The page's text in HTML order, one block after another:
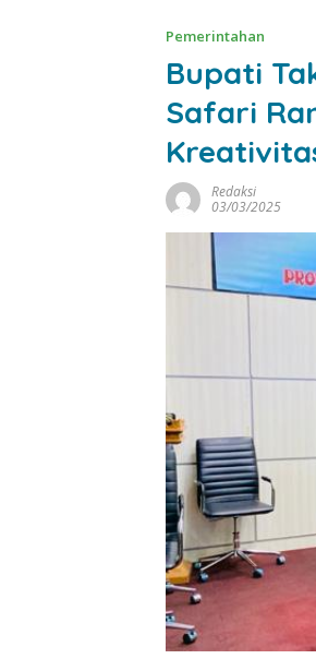
Pemerintahan
Bupati
Safari
Redaksi
03/03/2025